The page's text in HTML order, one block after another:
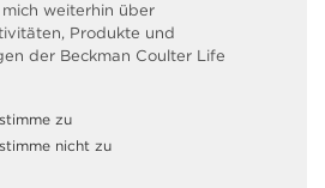
weiterhin über
Produkte und
der Beckman Coulter Life
zu
nicht zu